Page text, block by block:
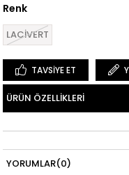
Renk
LACİVERT
TAVSIYE ET
ÜRÜN ÖZELLIKLERI
YORUMLAR(0)